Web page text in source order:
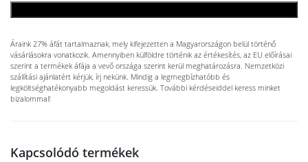
Áraink 27% áfát tartalmaznak, mely kifejezetten a Magyarországon belül történő
vásárlásokra vonatkozik. Amennyiben külföldre történik az értékesítés, az EU előírásai
szerint a termékek áfája a vevő országa szerint kerül meghatározásra. Nemzetközi
szállítási ajánlatért kérjük, írj nekünk. Mindig a legmegbízhatóbb és
legköltséghatékonyabb megoldást keressük. További kérdéseiddel keress minket
bizalommal!
Kapcsolódó termékek